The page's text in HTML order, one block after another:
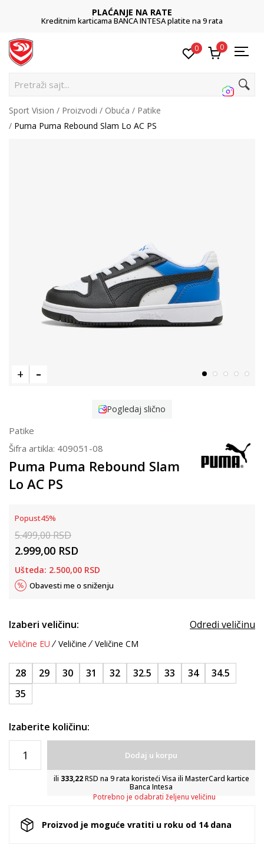
PLAĆANJE NA RATE
Kreditnim karticama BANCA INTESA platite na 9 rata
0 0
Pretraži sajt...
Sport Vision Proizvodi Obuća
Patike
Puma Puma Rebound Slam Lo AC PS
Pogledaj slično
Patike
Šifra artikla: 409051-08
Puma Puma Rebound Slam
Lo AC PS
Popust45%
5.499,00RSD
2.999,00 RSD
Ušteda: 2.500,00 RSD
Obavesti me o sniženju
Izaberi veličinu: Odredi veličinu
Veličine EU Veličine Veličine CM
28 29 30 31 32 32.5 33 34
34.5
35
Izaberite količinu:
Dodaj u korpu
ili 333,22RSD na 9 rata koristeći Visa ili MasterCard kartice
Banca Intesa
Potrebno je odabrati željenu veličinu
Proizvod je moguće vratiti u roku od 14 dana